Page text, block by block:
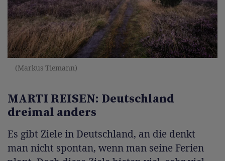
(Markus Tiemann)
MARTI REISEN: Deutschland
dreimal anders
Es gibt Ziele in Deutschland, an die denkt
man nicht spontan, wenn man seine Ferien